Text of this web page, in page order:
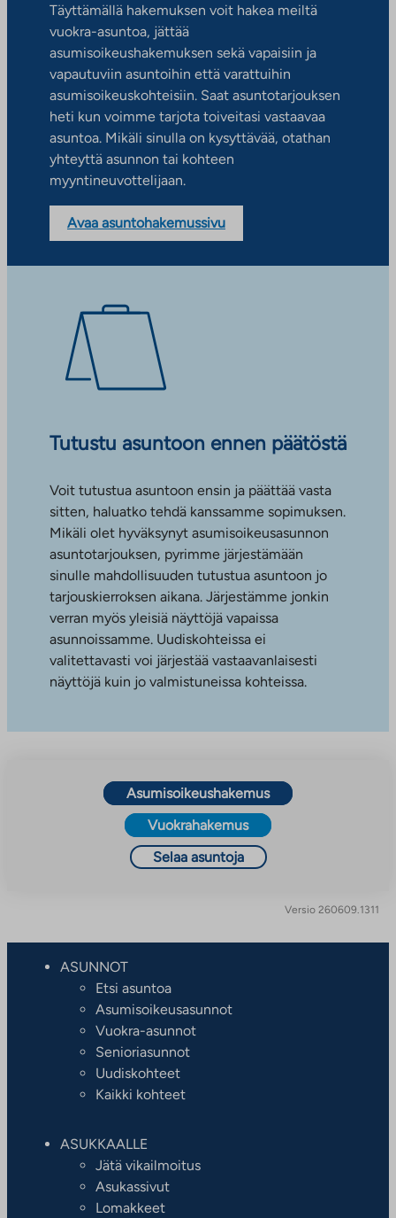
Täyttämällä hakemuksen voit hakea meiltä
vuokra-asuntoa, jättää
asumisoikeushakemuksen sekä vapaisiin ja
vapautuviin asuntoihin että varattuihin
asumisoikeuskohteisiin. Saat asuntotarjouksen
heti kun voimme tarjota toiveitasi vastaavaa
asuntoa. Mikäli sinulla on kysyttävää, otathan
yhteyttä asunnon tai kohteen
myyntineuvottelijaan.
Avaa asuntohakemussivu
Tutustu asuntoon ennen päätöstä
Voit tutustua asuntoon ensin ja päättää vasta
sitten, haluatko tehdä kanssamme sopimuksen.
Mikäli olet hyväksynyt asumisoikeusasunnon
asuntotarjouksen, pyrimme järjestämään
sinulle mahdollisuuden tutustua asuntoon jo
tarjouskierroksen aikana. Järjestämme jonkin
verran myös yleisiä näyttöjä vapaissa
asunnoissamme. Uudiskohteissa ei
valitettavasti voi järjestää vastaavanlaisesti
näyttöjä kuin jo valmistuneissa kohteissa.
Asumisoikeushakemus
Vuokrahakemus
Selaa asuntoja
Versio 260609.1311
ASUNNOT
Etsi asuntoa
Asumisoikeusasunnot
Vuokra-asunnot
Senioriasunnot
Uudiskohteet
Kaikki kohteet
ASUKKAALLE
Jätä vikailmoitus
Asukassivut
Lomakkeet